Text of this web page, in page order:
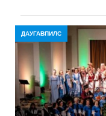
ДАУГАВПИЛС